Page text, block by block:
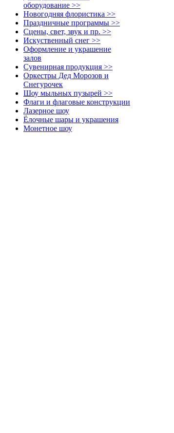
оборудование >>
Новогодняя флористика >>
Праздничные программы >>
Сцены, свет, звук и пр. >>
Искуственный снег >>
Оформление и украшение
залов
Сувенирная продукция >>
Оркестры Дед Морозов и
Снегурочек
Шоу мыльных пузырей >>
Флаги и флаговые конструкции
Лазерное шоу
Ёлочные шары и украшения
Монетное шоу